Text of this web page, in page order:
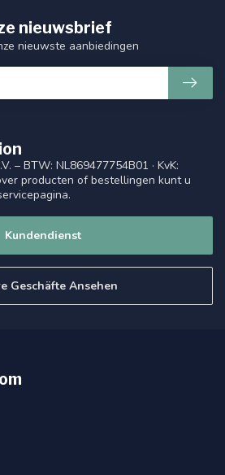
– BTW: NL869477754B01 · KvK:
producten of bestellingen kunt u
Kundendienst
Geschäfte Ansehen
nieuwsbrief
nieuwste aanbiedingen